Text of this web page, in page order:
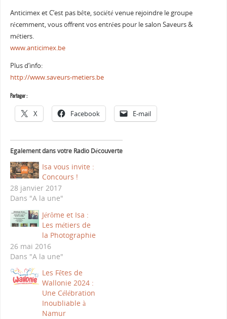
Anticimex et C’est pas bête, société venue rejoindre le groupe
récemment, vous offrent vos entrées pour le salon Saveurs &
métiers.
www.anticimex.be
Plus d’info:
http://www.saveurs-metiers.be
Partager :
X Facebook E-mail
Egalement dans votre Radio Découverte
Isa vous invite :
Concours !
28 janvier 2017
Dans "A la une"
Jérôme et Isa :
Les métiers de
la Photographie
26 mai 2016
Dans "A la une"
Les Fêtes de
Wallonie 2024 :
Une Célébration
Inoubliable à
Namur